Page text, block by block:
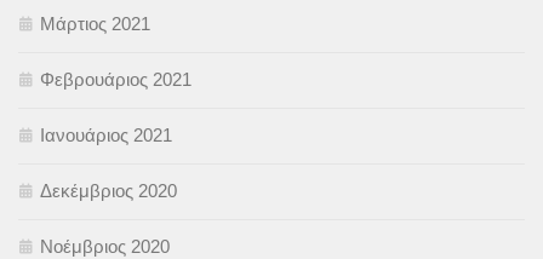
Μάρτιος 2021
Φεβρουάριος 2021
Ιανουάριος 2021
Δεκέμβριος 2020
Νοέμβριος 2020